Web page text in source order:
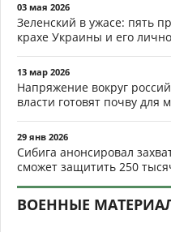
03 мая 2026
Зеленский в ужасе: пять
крахе Украины и его
13 мар 2026
Напряжение вокруг
власти готовят почву для
29 янв 2026
Сибига анонсировал
сможет защитить 250
ВОЕННЫЕ